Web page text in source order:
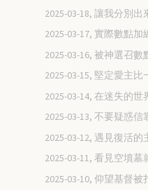
2025-03-18, 讓我分別
2025-03-17, 實際數點
2025-03-16, 被神選召
2025-03-15, 堅定愛主
2025-03-14, 在迷失的
2025-03-13, 不要疑惑
2025-03-12, 遇見復活
2025-03-11, 看見空墳
2025-03-10, 仰望基督